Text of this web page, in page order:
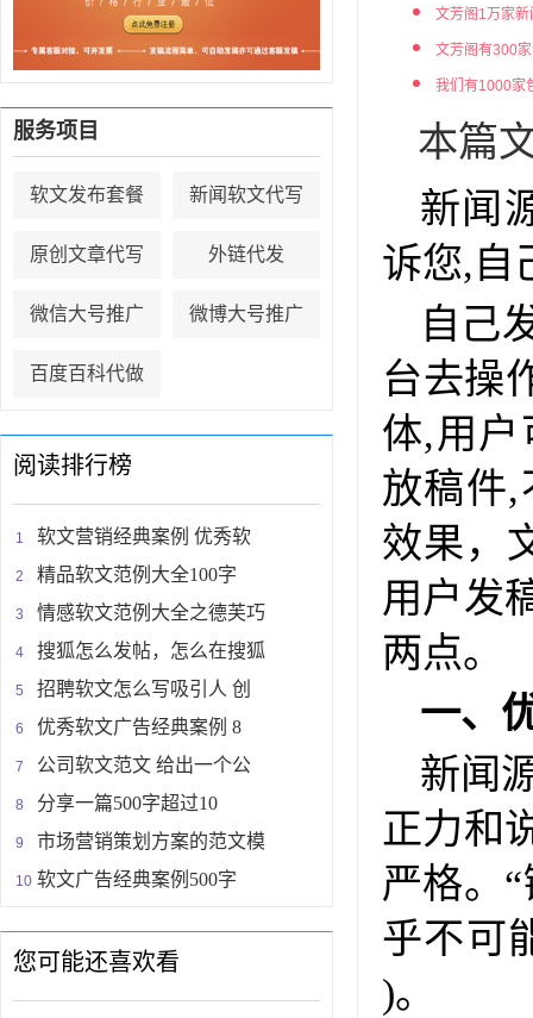
服务项目
软文发布套餐 新闻软文代写
原创文章代写 外链代发
微信大号推广 微博大号推广
百度百科代做
阅读排行榜
软文营销经典案例 优秀软
精品软文范例大全100字
情感软文范例大全之德芙巧
搜狐怎么发帖，怎么在搜狐
招聘软文怎么写吸引人 创
优秀软文广告经典案例 8
公司软文范文 给出一个公
分享一篇500字超过10
市场营销策划方案的范文模
软文广告经典案例500字
您可能还喜欢看
文芳阁1万家
文芳阁有300
我们有1000家
本篇
新闻
诉您,自
自己
台去操
体,用户
放稿件,
效果，
用户发
两点。
一、
新闻
正力和
严格。
乎不可
)。